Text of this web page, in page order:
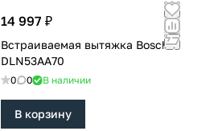
14 997 ₽
Встраиваемая вытяжка Bosch
DLN53AA70
0 0 В наличии
В корзину